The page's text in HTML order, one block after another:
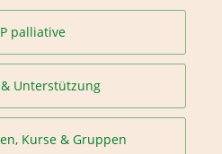
palliative
Unterstützung
Kurse & Gruppen